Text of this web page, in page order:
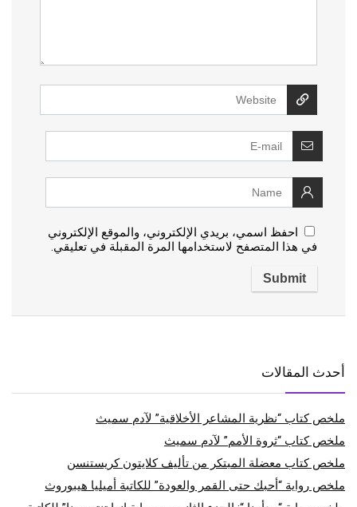
احفظ اسمي، بريدي الإلكتروني، والموقع الإلكتروني
في هذا المتصفح لاستخدامها المرة المقبلة في تعليقي.
أحدث المقالات
ملخص كتاب “نظرية المشاعر الأخلاقية” لآدم سميث
ملخص كتاب “ثروة الأمم” لآدم سميث
ملخص كتاب معضلة المبتكر من تأليف كلايتون كريستنسن
ملخص رواية “أحبك حتى القمر والعودة” للكاتبة أميليا هيبوروث